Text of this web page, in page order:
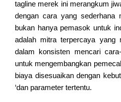
tagline merek ini merangkum
dengan cara yang sederhana
bukan hanya pemasok untuk
adalah mitra terpercaya yang
dalam konsisten mencari
untuk mengembangkan
biaya disesuaikan dengan
‘dan parameter tertentu.